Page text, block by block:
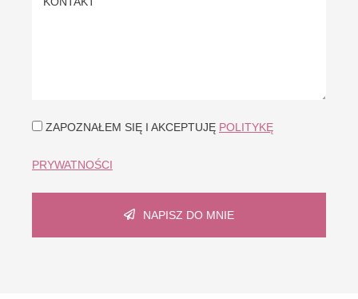
ZAPOZNAŁEM SIĘ I AKCEPTUJĘ POLITYKĘ
PRYWATNOŚCI
NAPISZ DO MNIE